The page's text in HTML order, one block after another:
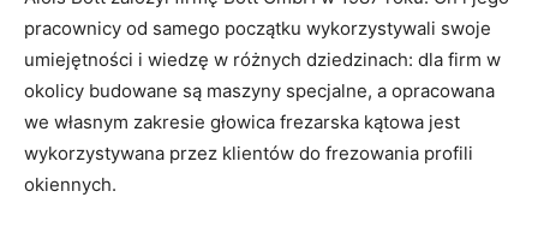
pracownicy od samego początku wykorzystywali swoje
umiejętności i wiedzę w różnych dziedzinach: dla firm w
okolicy budowane są maszyny specjalne, a opracowana
we własnym zakresie głowica frezarska kątowa jest
wykorzystywana przez klientów do frezowania profili
okiennych.